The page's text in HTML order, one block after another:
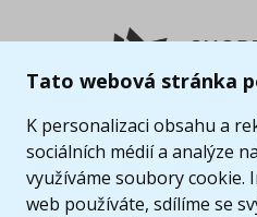
Tato webová stránka
K personalizaci obsahu a
sociálních médií a analýze
využíváme soubory cookie.
web používáte, sdílíme se